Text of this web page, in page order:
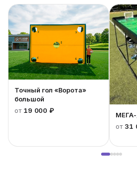
Точный гол «Ворота»
большой
от 19 000 ₽
от 31